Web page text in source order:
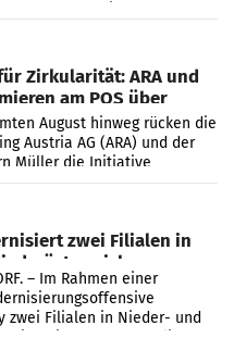
Zirkularität: ARA und
am POS über
August hinweg rücken die
Austria AG (ARA) und der
Müller die Initiative
in allen österreichischen
zwei Filialen in
– Im Rahmen einer
zwei Filialen in Nieder- und